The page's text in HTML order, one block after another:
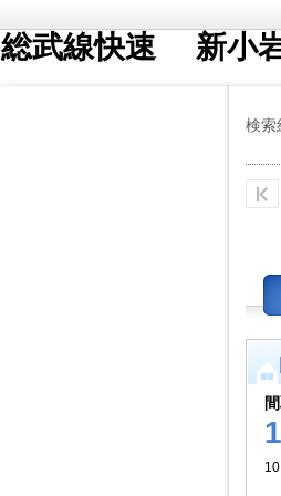
総武線快速 新小
検索